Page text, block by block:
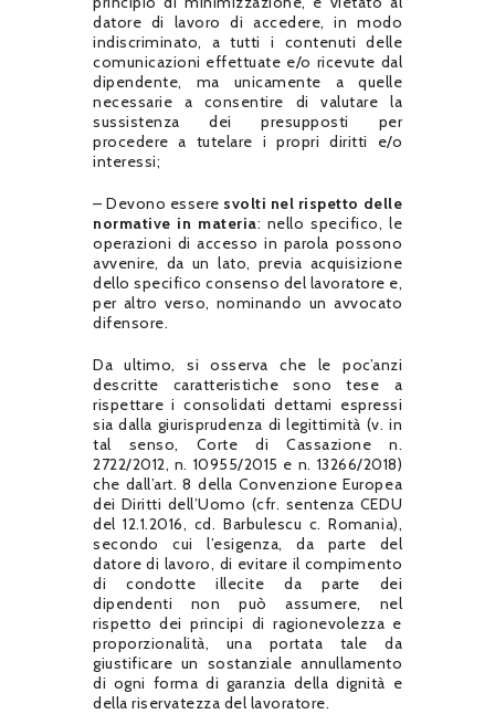
datore di lavoro di accedere, in modo
indiscriminato, a tutti i contenuti delle
comunicazioni effettuate e/o ricevute dal
dipendente, ma unicamente a quelle
necessarie a consentire di valutare la
sussistenza dei presupposti per
procedere a tutelare i propri diritti e/o
interessi;
– Devono essere svolti nel rispetto delle
normative in materia: nello specifico, le
operazioni di accesso in parola possono
avvenire, da un lato, previa acquisizione
dello specifico consenso del lavoratore e,
per altro verso, nominando un avvocato
difensore.
Da ultimo, si osserva che le poc’anzi
descritte caratteristiche sono tese a
rispettare i consolidati dettami espressi
sia dalla giurisprudenza di legittimità (v. in
tal senso, Corte di Cassazione n.
2722/2012, n. 10955/2015 e n. 13266/2018)
che dall’art. 8 della Convenzione Europea
dei Diritti dell’Uomo (cfr. sentenza CEDU
del 12.1.2016, cd. Barbulescu c. Romania),
secondo cui l’esigenza, da parte del
datore di lavoro, di evitare il compimento
di condotte illecite da parte dei
dipendenti non può assumere, nel
rispetto dei principi di ragionevolezza e
proporzionalità, una portata tale da
giustificare un sostanziale annullamento
di ogni forma di garanzia della dignità e
della riservatezza del lavoratore.